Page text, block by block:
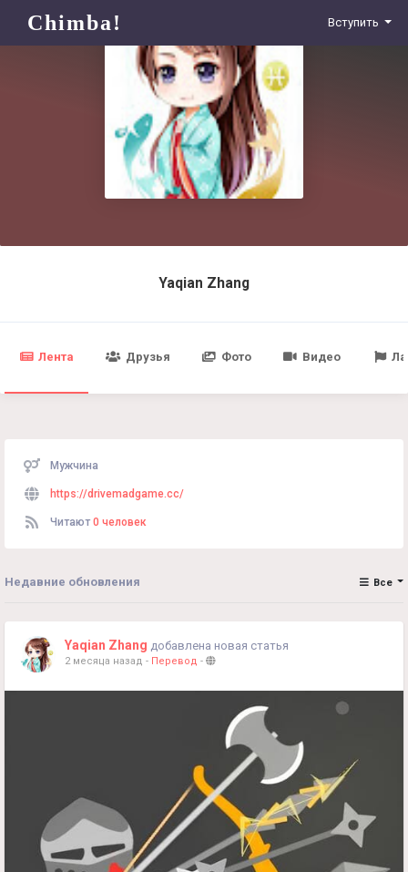
Chimba! Вступить
Yaqian Zhang
Лента Друзья Фото Видео
Мужчина
https://drivemadgame.cc/
Читают 0 человек
Недавние обновления Все
Yaqian Zhang добавлена новая статья
2 месяца назад - Перевод -